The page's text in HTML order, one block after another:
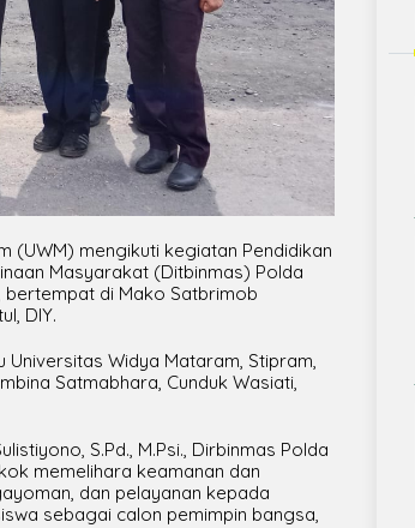
(UWM) mengikuti kegiatan Pendidikan
Masyarakat (Ditbinmas) Polda
bertempat di Mako Satbrimob
DIY.
Widya Mataram, Stipram,
Satmabhara, Cunduk Wasiati,
S.Pd., M.Psi., Dirbinmas Polda
memelihara keamanan dan
dan pelayanan kepada
sebagai calon pemimpin bangsa,